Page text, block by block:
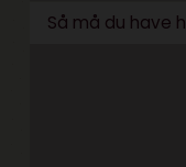
Så må du have